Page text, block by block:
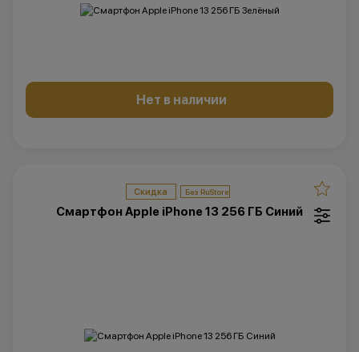
Нет в наличии
Скидка
Смартфон Apple iPhone 13 256 ГБ Синий